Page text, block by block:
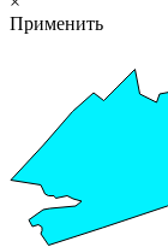
Применить